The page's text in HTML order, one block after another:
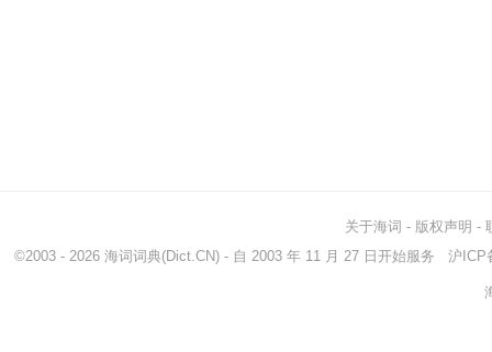
关于海词 - 版权声明 -
©2003 - 2026 海词词典(Dict.CN) - 自 2003 年 11 月 27 日开始服务 沪ICP